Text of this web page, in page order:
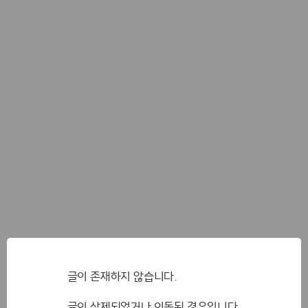
글이 존재하지 않습니다.